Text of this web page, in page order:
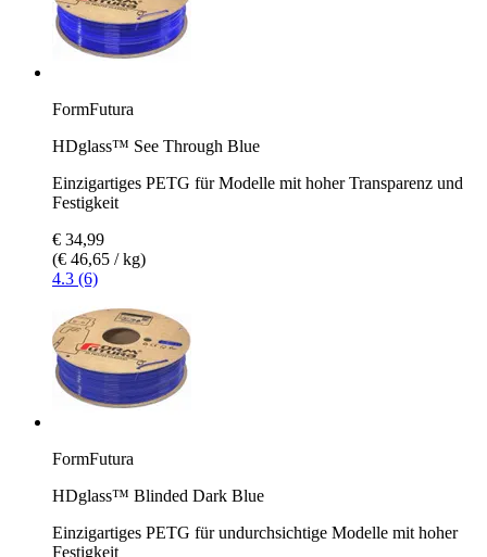
FormFutura
HDglass™ See Through Blue
Einzigartiges PETG für Modelle mit hoher Transparenz und
Festigkeit
€ 34,99
(€ 46,65 / kg)
4.3 (6)
FormFutura
HDglass™ Blinded Dark Blue
Einzigartiges PETG für undurchsichtige Modelle mit hoher
Festigkeit